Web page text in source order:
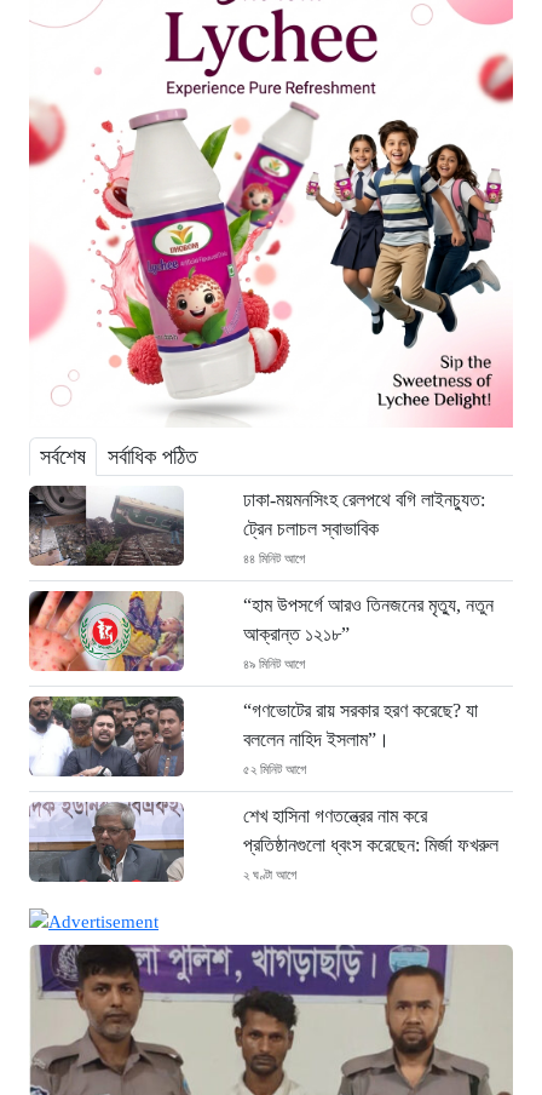
সর্বশেষ সর্বাধিক পঠিত
ঢাকা-ময়মনসিংহ রেলপথে বগি লাইনচ্যুত:
ট্রেন চলাচল স্বাভাবিক
৪৪ মিনিট আগে
“হাম উপসর্গে আরও তিনজনের মৃত্যু, নতুন
আক্রান্ত ১২১৮”
৪৯ মিনিট আগে
“গণভোটের রায় সরকার হরণ করেছে? যা
বললেন নাহিদ ইসলাম”।
৫২ মিনিট আগে
শেখ হাসিনা গণতন্ত্রের নাম করে
প্রতিষ্ঠানগুলো ধ্বংস করেছেন: মির্জা ফখরুল
২ ঘণ্টা আগে
স্কুলে আরও ৭ জনকে হত্যা
২ ঘণ্টা আগে
সিলেটে দুই বাসের ভয়াবহ সংঘর্ষ: ঝরে গেল
৮টি তাজা প্রাণ, হাসপাতালে ২৫
২ ঘণ্টা আগে